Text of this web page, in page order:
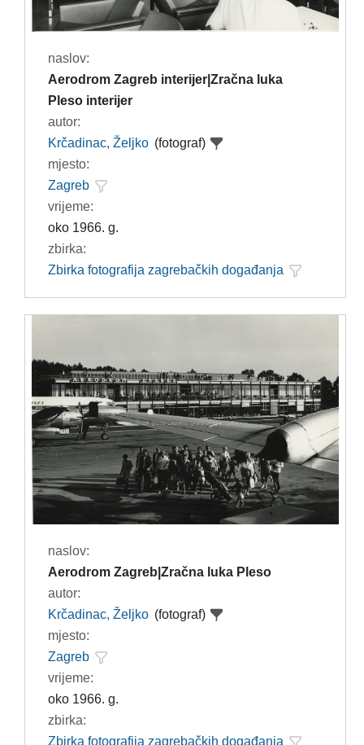
naslov:
Aerodrom Zagreb interijer|Zračna luka
Pleso interijer
autor:
Krčadinac, Željko (fotograf)
mjesto:
Zagreb
vrijeme:
oko 1966. g.
zbirka:
Zbirka fotografija zagrebačkih događanja
naslov:
Aerodrom Zagreb|Zračna luka Pleso
autor:
Krčadinac, Željko (fotograf)
mjesto:
Zagreb
vrijeme:
oko 1966. g.
zbirka:
Zbirka fotografija zagrebačkih događanja